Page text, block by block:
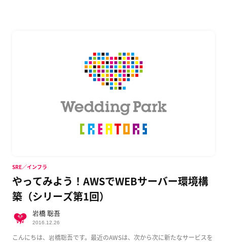
やってみよう！AWSでWEBサーバー環境構
築（シリーズ第1回）
こんにちは、岩橋聡吾です。最近のAWSは、次から次に新たなサービスを
SRE／インフラ
岩橋 聡吾
2016.12.26